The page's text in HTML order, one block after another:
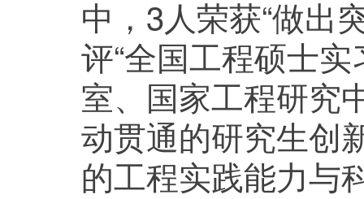
中，3人荣获“做出
评“全国工程硕士
室、国家工程研究
动贯通的研究生创
的工程实践能力与